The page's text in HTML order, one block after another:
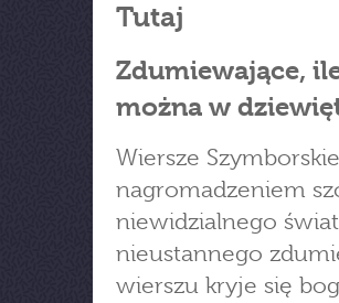
Tutaj
Zdumiewające,
można w
Wiersze
nagromadzeniem
niewidzialnego
nieustannego
wierszu kryje się